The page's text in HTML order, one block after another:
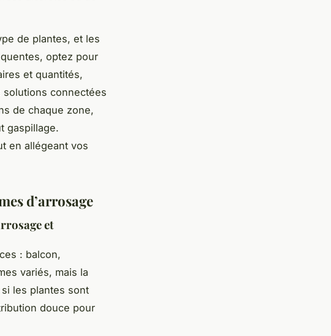
de plantes, et les
optez pour
et quantités,
solutions connectées
de chaque zone,
gaspillage.
en allégeant vos
d’arrosage
et
: balcon,
variés, mais la
les plantes sont
douce pour